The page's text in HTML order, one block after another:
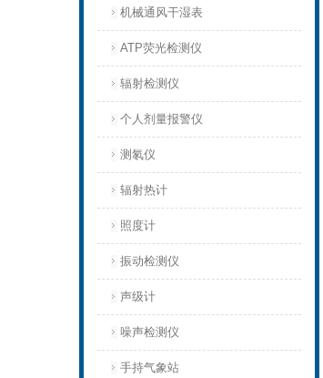
机械通风干湿表
ATP荧光检测仪
辐射检测仪
个人剂量报警仪
测氡仪
辐射热计
照度计
振动检测仪
声级计
噪声检测仪
手持气象站